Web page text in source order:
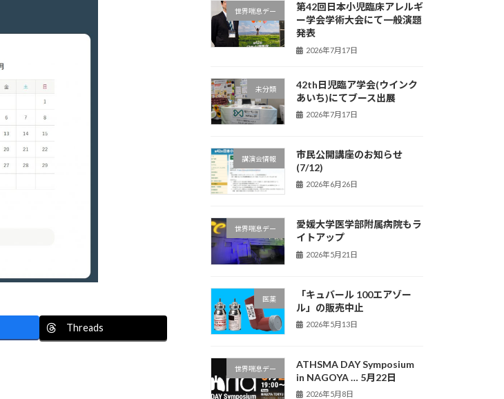
Threads
世界喘息デー
第42回日本小児臨床アレルギ
ー学会学術大会にて一般演題
発表
2026年7月17日
未分類
42th日児臨ア学会(ウインク
あいち)にてブース出展
2026年7月17日
講演会情報
市民公開講座のお知らせ
(7/12)
2026年6月26日
世界喘息デー
愛媛大学医学部附属病院もラ
イトアップ
2026年5月21日
医薬
「キュバール 100エアゾー
ル」の販売中止
2026年5月13日
世界喘息デー
ATHSMA DAY Symposium
in NAGOYA … 5月22日
2026年5月8日